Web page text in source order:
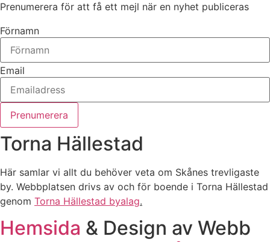
Prenumerera för att få ett mejl när en nyhet publiceras
Förnamn
Email
Prenumerera
Torna Hällestad
Här samlar vi allt du behöver veta om Skånes trevligaste
by. Webbplatsen drivs av och för boende i Torna Hällestad
genom Torna Hällestad byalag.
Hemsida & Design av Webb